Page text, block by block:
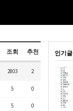
조회 추천
2803 2
5 0
5 0
인기글